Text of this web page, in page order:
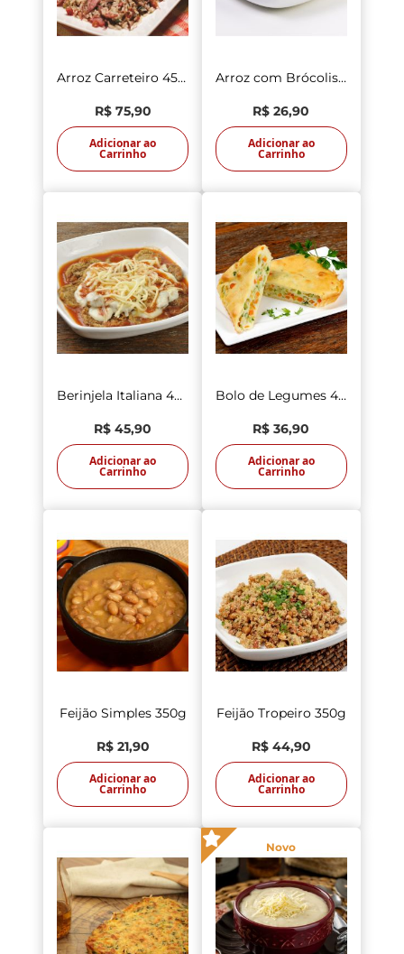
Arroz Carreteiro 450g
R$ 75,90
Adicionar ao
Carrinho
Arroz com Brócolis 300g
R$ 26,90
Adicionar ao
Carrinho
Berinjela Italiana 400g
R$ 45,90
Adicionar ao
Carrinho
Bolo de Legumes 400g
R$ 36,90
Adicionar ao
Carrinho
Feijão Simples 350g
R$ 21,90
Adicionar ao
Carrinho
Feijão Tropeiro 350g
R$ 44,90
Adicionar ao
Carrinho
Novo